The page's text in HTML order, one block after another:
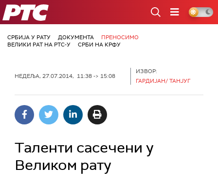
РТС
СРБИЈА У РАТУ ДОКУМЕНТА
ПРЕНОСИМО
ВЕЛИКИ РАТ НА РТС-У
СРБИ НА КРФУ
НЕДЕЉА, 27.07.2014, 11:38 -> 15:08
ИЗВОР:
ГАРДИЈАН/ ТАНЈУГ
Таленти сасечени у
Великом рату